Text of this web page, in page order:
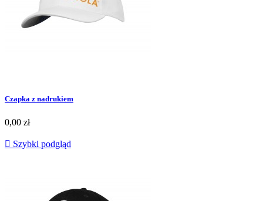
Czapka z nadrukiem
0,00 zł
 Szybki podgląd